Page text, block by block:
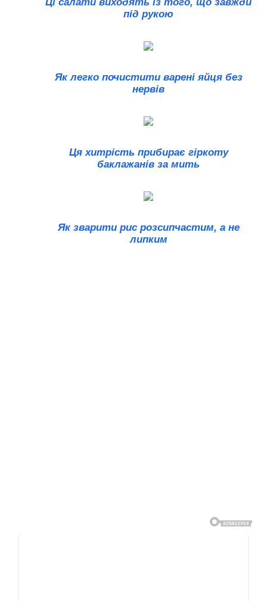
під рукою
Як легко почистити варені яйця без
нервів
Ця хитрість прибирає гіркоту
баклажанів за мить
Як зварити рис розсипчастим, а не
липким